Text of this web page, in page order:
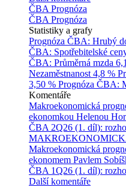
ČBA Prognóza
ČBA Prognóza
Statistiky a grafy
Prognóza ČBA: Hrubý
ČBA: Spotřebitelské
ČBA: Průměrná mzda
Nezaměstnanost 4,8 %
3,50 % Prognóza ČBA:
Komentáře
Makroekonomická
ekonomkou Helenou
ČBA 2Q26 (1. díl):
Makroekonomická
ekonomem Pavlem
ČBA 1Q26 (1. díl):
Další komentáře